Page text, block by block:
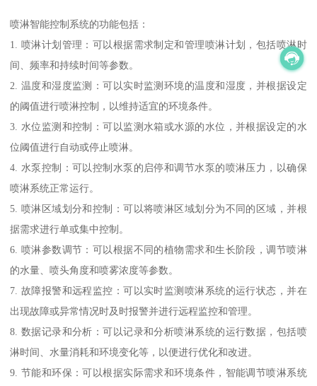
喷淋智能控制系统的功能包括：
1. 喷淋计划管理：可以根据需求制定和管理喷淋计划，包括喷淋时
间、频率和持续时间等参数。
2. 温度和湿度监测：可以实时监测环境的温度和湿度，并根据设定
的阈值进行喷淋控制，以维持适宜的环境条件。
3. 水位监测和控制：可以监测水箱或水源的水位，并根据设定的水
位阈值进行自动或停止喷淋。
4. 水泵控制：可以控制水泵的启停和调节水泵的喷淋压力，以确保
喷淋系统正常运行。
5. 喷淋区域划分和控制：可以将喷淋区域划分为不同的区域，并根
据需求进行单或集中控制。
6. 喷淋参数调节：可以根据不同的植物需求和生长阶段，调节喷淋
的水量、喷头角度和喷雾浓度等参数。
7. 故障报警和远程监控：可以实时监测喷淋系统的运行状态，并在
出现故障或异常情况时及时报警并进行远程监控和管理。
8. 数据记录和分析：可以记录和分析喷淋系统的运行数据，包括喷
淋时间、水量消耗和环境变化等，以便进行优化和改进。
9. 节能和环保：可以根据实际需求和环境条件，智能调节喷淋系统